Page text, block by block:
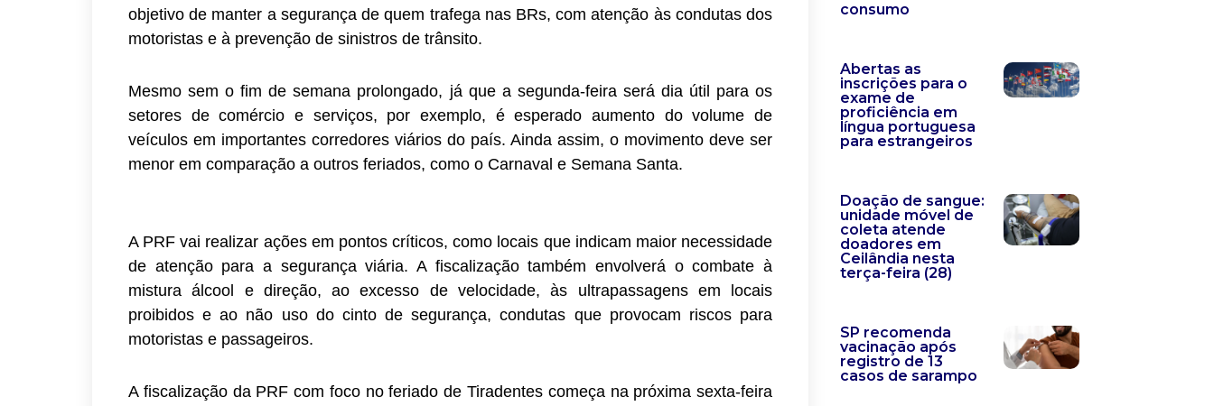
objetivo de manter a segurança de quem trafega nas BRs, com atenção às condutas dos
motoristas e à prevenção de sinistros de trânsito.
Mesmo sem o fim de semana prolongado, já que a segunda-feira será dia útil para os
setores de comércio e serviços, por exemplo, é esperado aumento do volume de
veículos em importantes corredores viários do país. Ainda assim, o movimento deve ser
menor em comparação a outros feriados, como o Carnaval e Semana Santa.
A PRF vai realizar ações em pontos críticos, como locais que indicam maior necessidade
de atenção para a segurança viária. A fiscalização também envolverá o combate à
mistura álcool e direção, ao excesso de velocidade, às ultrapassagens em locais
proibidos e ao não uso do cinto de segurança, condutas que provocam riscos para
motoristas e passageiros.
A fiscalização da PRF com foco no feriado de Tiradentes começa na próxima sexta-feira
consumo
Abertas as
inscrições para o
exame de
proficiência em
língua portuguesa
para estrangeiros
Doação de sangue:
unidade móvel de
coleta atende
doadores em
Ceilândia nesta
terça-feira (28)
SP recomenda
vacinação após
registro de 13
casos de sarampo